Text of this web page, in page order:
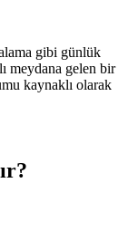
gibi günlük
meydana gelen bir
kaynaklı olarak